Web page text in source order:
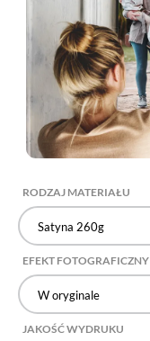
RODZAJ MATERIAŁU
Satyna 260g
EFEKT FOTOGRAFICZNY
W oryginale
JAKOŚĆ WYDRUKU